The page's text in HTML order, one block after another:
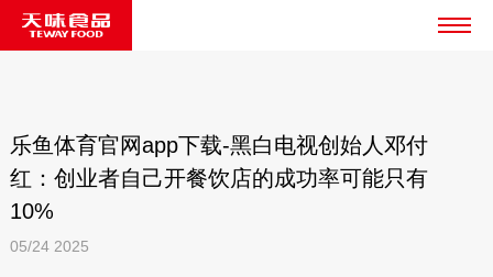
乐鱼体育官网app下载-黑白电视创始人邓付
红：创业者自己开餐饮店的成功率可能只有
10%
05/24 2025